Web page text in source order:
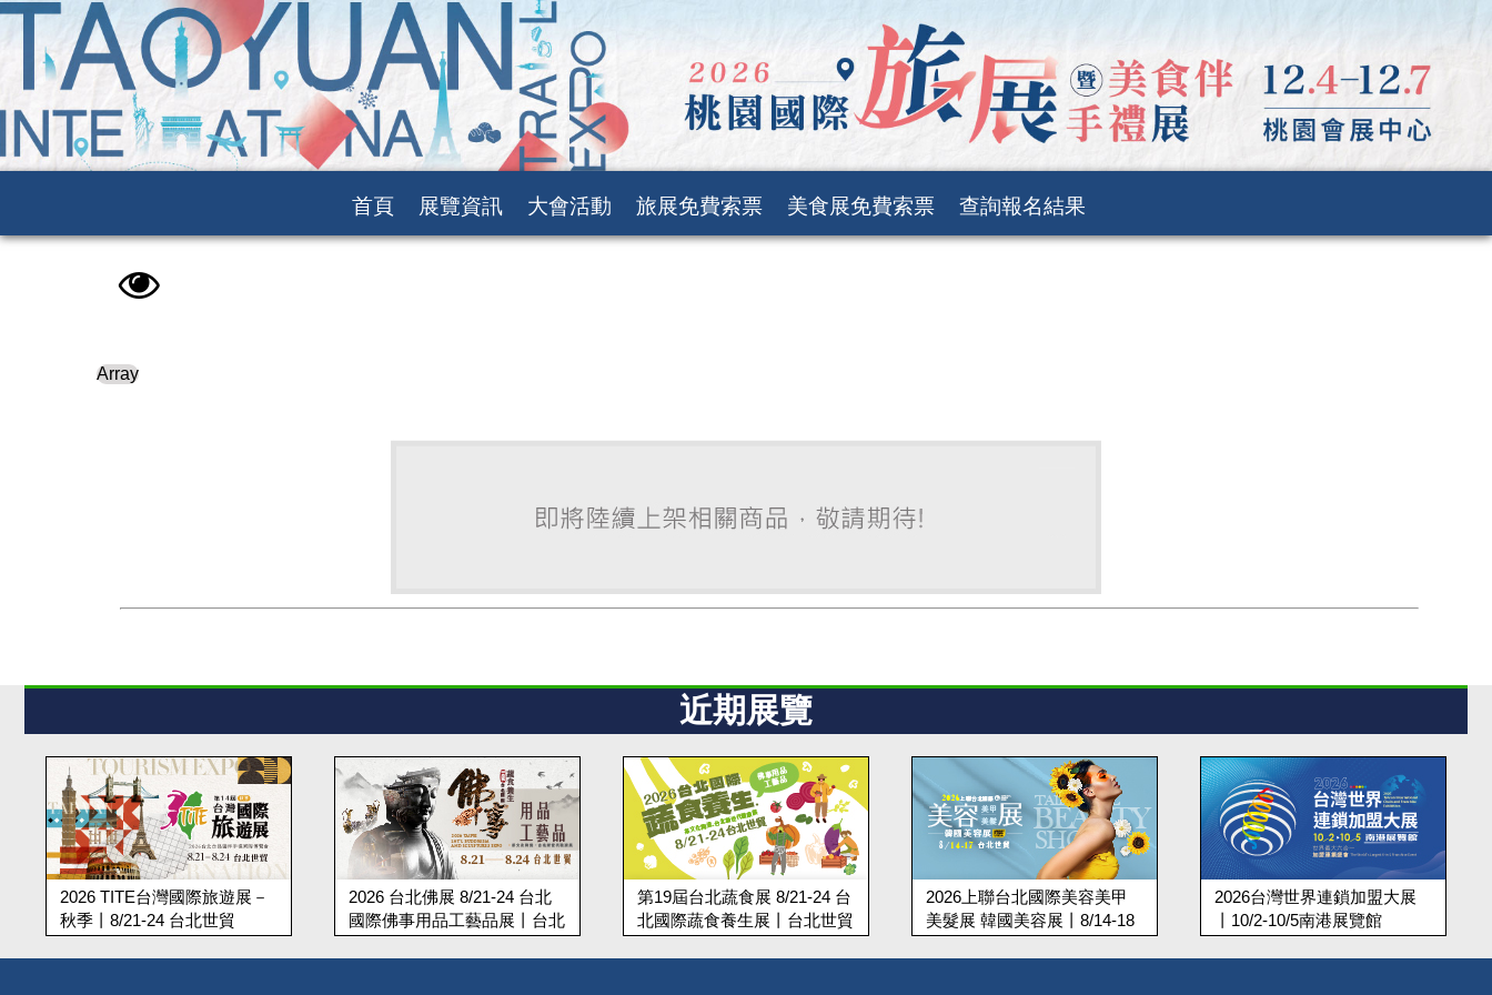
首頁 展覽資訊 大會活動 旅展免費索票 美食展免費索票 查詢報名結果
Array
近期展覽
2026 TITE台灣國際旅遊展－
秋季丨8/21-24 台北世貿
2026 台北佛展 8/21-24 台北
國際佛事用品工藝品展丨台北
第19屆台北蔬食展 8/21-24 台
北國際蔬食養生展丨台北世貿
2026上聯台北國際美容美甲
美髮展 韓國美容展丨8/14-18
2026台灣世界連鎖加盟大展
丨10/2-10/5南港展覽館